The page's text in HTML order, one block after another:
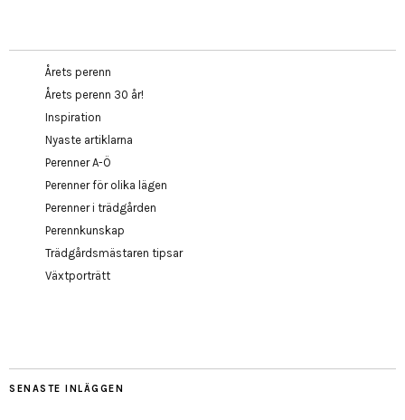
Årets perenn
Årets perenn 30 år!
Inspiration
Nyaste artiklarna
Perenner A-Ö
Perenner för olika lägen
Perenner i trädgården
Perennkunskap
Trädgårdsmästaren tipsar
Växtporträtt
SENASTE INLÄGGEN